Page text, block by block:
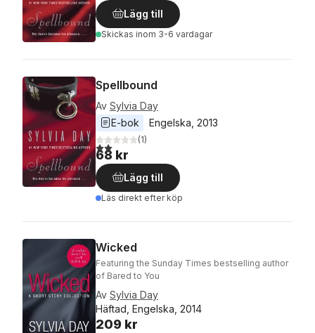
Lägg till
Skickas inom 3-6 vardagar
Spellbound
Av Sylvia Day
E-bok
Engelska, 2013
2,0utav 5 stjärnor. Totalt antal röster:
(1)
68 kr
Lägg till
Läs direkt efter köp
Wicked
Featuring the Sunday Times bestselling author
of Bared to You
Av Sylvia Day
Häftad, Engelska, 2014
209 kr